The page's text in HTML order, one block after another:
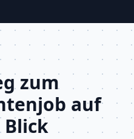
zum
auf